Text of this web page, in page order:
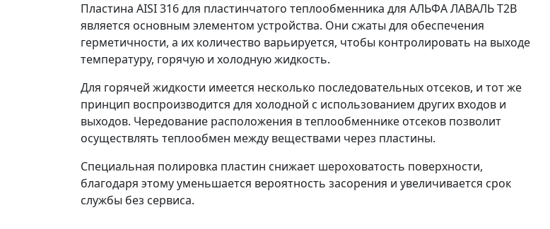
Пластина AISI 316 для пластинчатого теплообменника для АЛЬФА ЛАВАЛЬ T2B
является основным элементом устройства. Они сжаты для обеспечения
герметичности, а их количество варьируется, чтобы контролировать на выходе
температуру, горячую и холодную жидкость.
Для горячей жидкости имеется несколько последовательных отсеков, и тот же
принцип воспроизводится для холодной с использованием других входов и
выходов. Чередование расположения в теплообменнике отсеков позволит
осуществлять теплообмен между веществами через пластины.
Специальная полировка пластин снижает шероховатость поверхности,
благодаря этому уменьшается вероятность засорения и увеличивается срок
службы без сервиса.